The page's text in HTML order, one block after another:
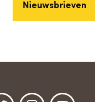
Nieuwsbrieven